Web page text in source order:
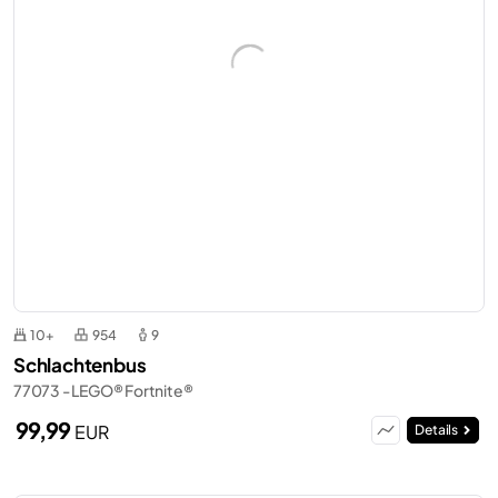
10+ 954 9
Schlachtenbus
77073 - LEGO® Fortnite®
99,99EUR Details